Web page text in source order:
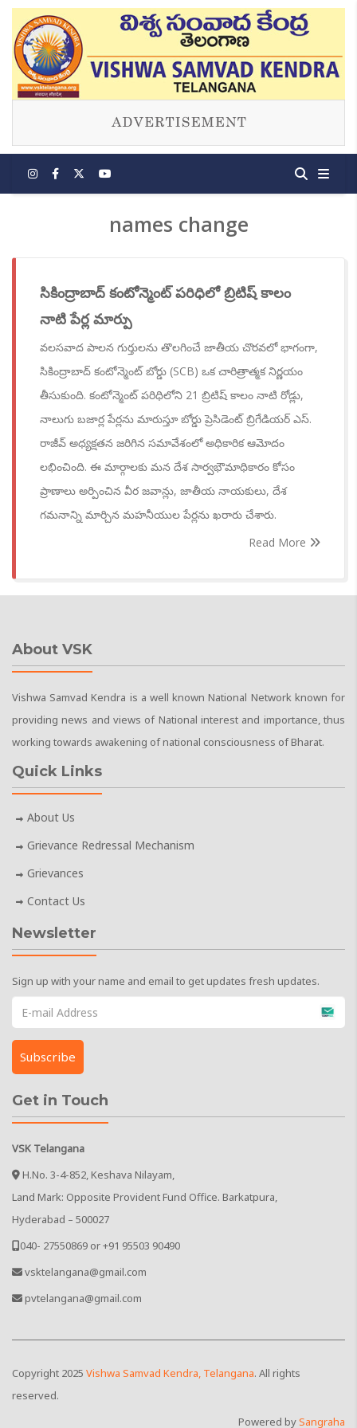
names change
సికింద్రాబాద్ కంటోన్మెంట్ పరిధిలో బ్రిటిష్ కాలం
నాటి పేర్ల మార్పు
వలసవాద పాలన గుర్తులను తొలగించే జాతీయ చొరవలో భాగంగా,
సికింద్రాబాద్ కంటోన్మెంట్ బోర్డు (SCB) ఒక చారిత్రాత్మక నిర్ణయం
తీసుకుంది. కంటోన్మెంట్ పరిధిలోని 21 బ్రిటిష్ కాలం నాటి రోడ్లు,
నాలుగు బజార్ల పేర్లను మారుస్తూ బోర్డు ప్రెసిడెంట్ బ్రిగేడియర్ ఎస్.
రాజీవ్ అధ్యక్షతన జరిగిన సమావేశంలో అధికారిక ఆమోదం
లభించింది. ఈ మార్గాలకు మన దేశ సార్వభౌమాధికారం కోసం
ప్రాణాలు అర్పించిన వీర జవాన్లు, జాతీయ నాయకులు, దేశ
గమనాన్ని మార్చిన మహనీయుల పేర్లను ఖరారు చేశారు.
Read More
About VSK
Vishwa Samvad Kendra is a well known National Network known for
providing news and views of National interest and importance, thus
working towards awakening of national consciousness of Bharat.
Quick Links
About Us
Grievance Redressal Mechanism
Grievances
Contact Us
Newsletter
Sign up with your name and email to get updates fresh updates.
Get in Touch
VSK Telangana
H.No. 3-4-852, Keshava Nilayam,
Land Mark: Opposite Provident Fund Office. Barkatpura,
Hyderabad – 500027
040- 27550869 or +91 95503 90490
vsktelangana@gmail.com
pvtelangana@gmail.com
Copyright 2025 Vishwa Samvad Kendra, Telangana. All rights
reserved.
Powered bySangraha